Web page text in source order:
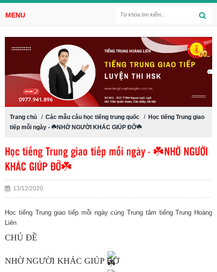
Trang chủ / Các mẫu câu học tiếng trung quốc / Học tiếng Trung giao
tiếp mỗi ngày - ☘️NHỜ NGƯỜI KHÁC GIÚP ĐỠ☘️
Học tiếng Trung giao tiếp mỗi ngày - ☘️NHỜ NGƯỜI
KHÁC GIÚP ĐỠ☘️
13/12/2020
Học tiếng Trung giao tiếp mỗi ngày cùng Trung tâm tiếng Trung Hoàng
Liên
CHỦ ĐỀ
NHỜ NGƯỜI KHÁC GIÚP ĐỠ